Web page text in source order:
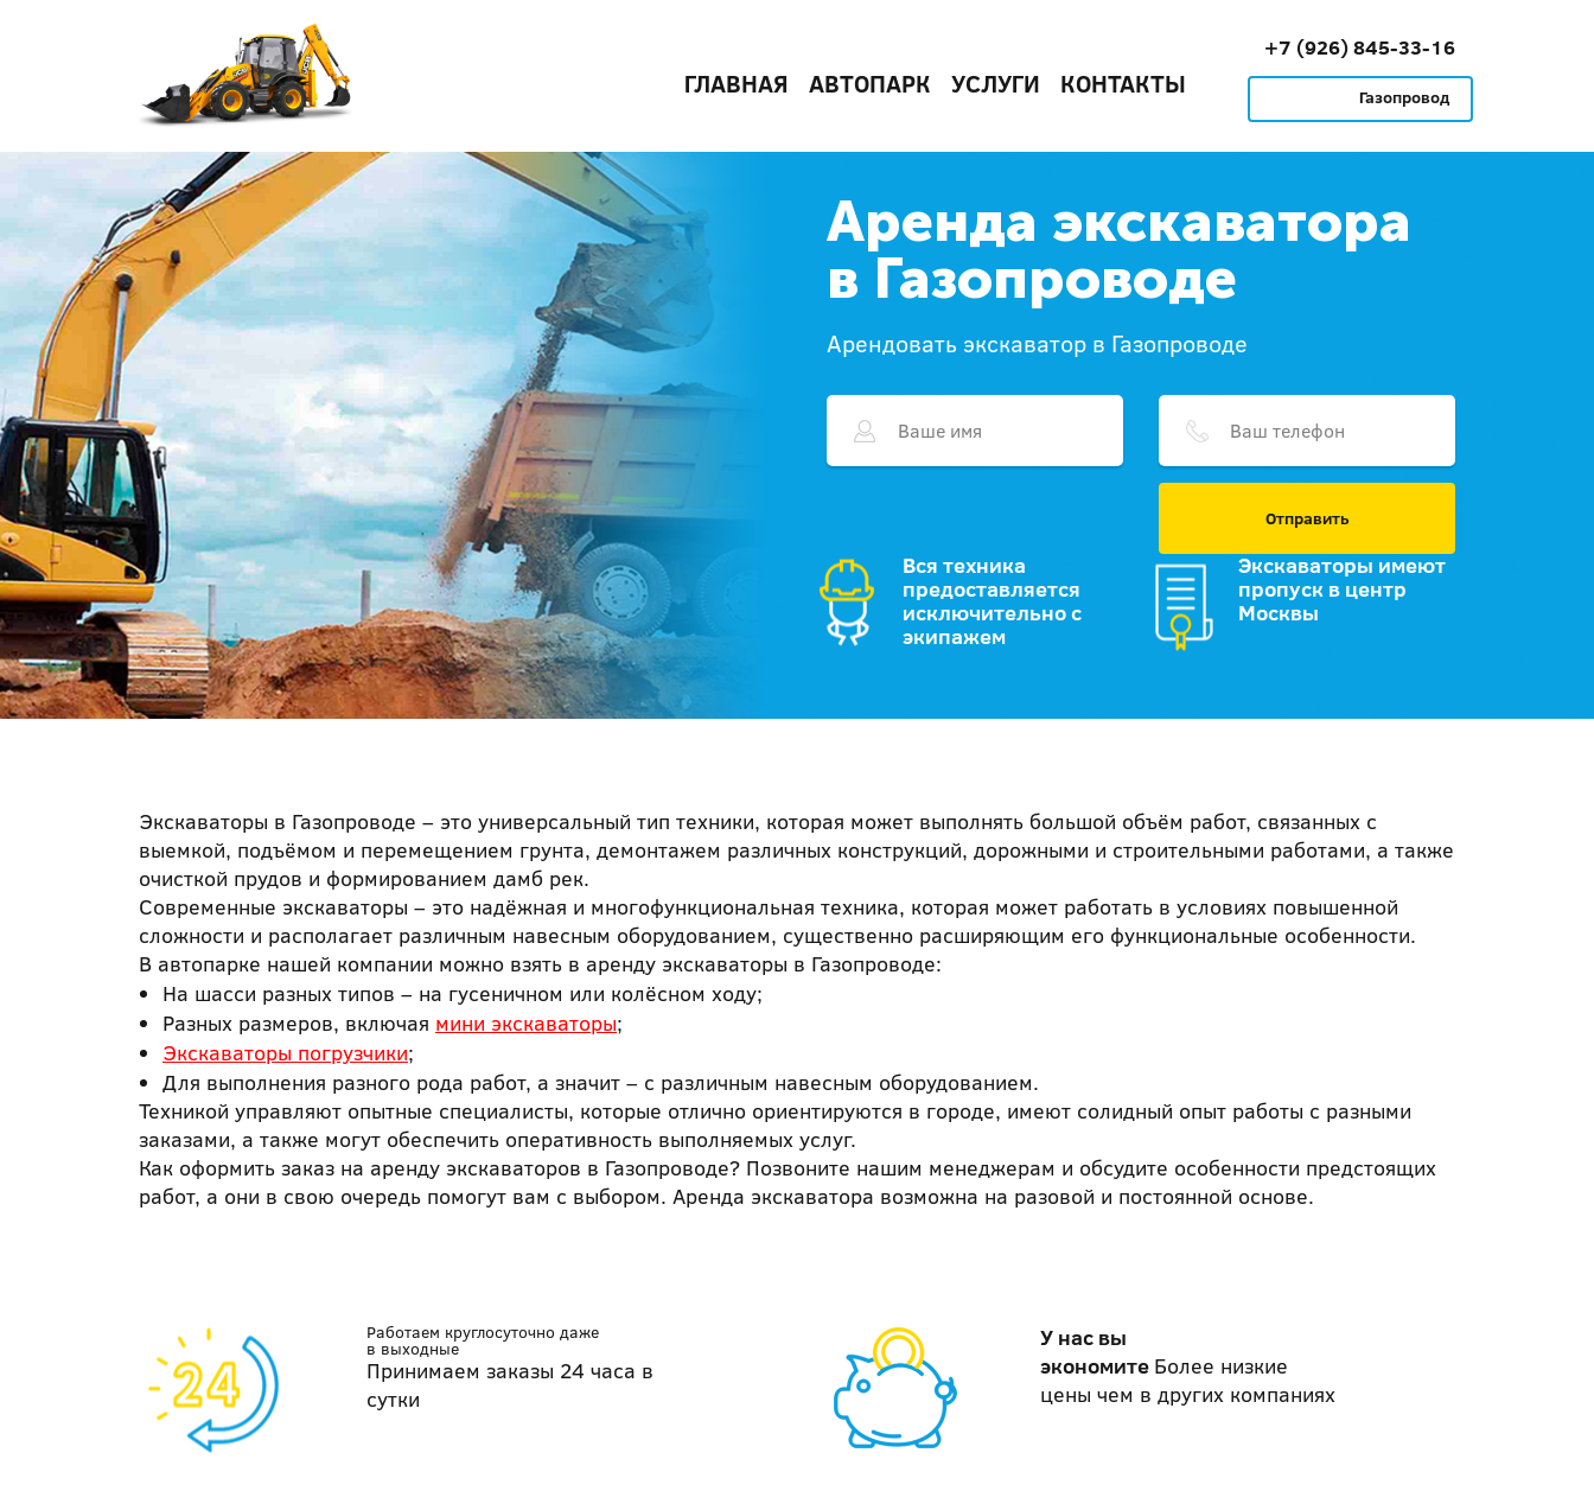
ГЛАВНАЯ АВТОПАРК УСЛУГИ КОНТАКТЫ
+7 (926) 845-33-16
Газопровод
Аренда экскаватора
в Газопроводе
Арендовать экскаватор в Газопроводе
Отправить
Вся техника
предоставляется
исключительно с
экипажем
Экскаваторы имеют
пропуск в центр
Москвы
Экскаваторы в Газопроводе – это универсальный тип техники, которая может выполнять большой объём работ, связанных с
выемкой, подъёмом и перемещением грунта, демонтажем различных конструкций, дорожными и строительными работами, а также
очисткой прудов и формированием дамб рек.
Современные экскаваторы – это надёжная и многофункциональная техника, которая может работать в условиях повышенной
сложности и располагает различным навесным оборудованием, существенно расширяющим его функциональные особенности.
В автопарке нашей компании можно взять в аренду экскаваторы в Газопроводе:
На шасси разных типов – на гусеничном или колёсном ходу;
Разных размеров, включая мини экскаваторы;
Экскаваторы погрузчики;
Для выполнения разного рода работ, а значит – с различным навесным оборудованием.
Техникой управляют опытные специалисты, которые отлично ориентируются в городе, имеют солидный опыт работы с разными
заказами, а также могут обеспечить оперативность выполняемых услуг.
Как оформить заказ на аренду экскаваторов в Газопроводе? Позвоните нашим менеджерам и обсудите особенности предстоящих
работ, а они в свою очередь помогут вам с выбором. Аренда экскаватора возможна на разовой и постоянной основе.
Работаем круглосуточно даже
в выходные
Принимаем заказы 24 часа в
сутки
У нас вы
экономите Более низкие
цены чем в других компаниях